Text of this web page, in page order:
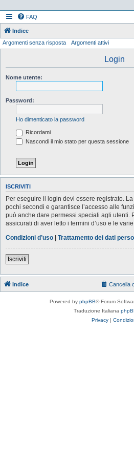
FAQ
Indice
Argomenti senza risposta Argomenti attivi
Login
Nome utente:
Password:
Ho dimenticato la password
Ricordami
Nascondi il mio stato per questa sessione
ISCRIVITI
Per eseguire il login devi essere registrato.
pochi secondi e garantisce l’accesso alle
può anche dare permessi speciali agli utenti.
assicurati di aver letto i termini d’uso e le varie
Condizioni d’uso | Trattamento dei dati
Iscriviti
Indice Cancella
Powered by phpBB® Forum
Traduzione Italiana
Privacy |